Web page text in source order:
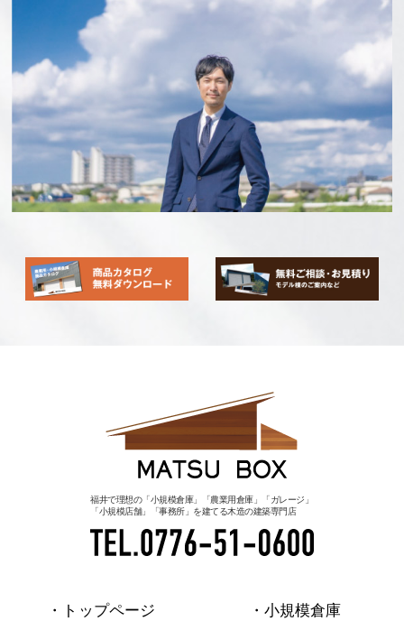
福井で理想の「小規模倉庫」「農業用倉庫」「ガレージ」
「小規模店舗」「事務所」を建てる木造の建築専門店
・トップページ ・小規模倉庫